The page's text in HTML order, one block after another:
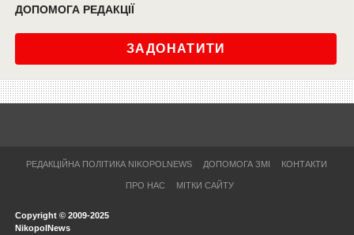
ДОПОМОГА РЕДАКЦІЇ
ЗАДОНАТИТИ
РЕДАКЦІЙНА ПОЛІТИКА NIKOPOLNEWS ДОПОМОГА ЗМІ КОНТАКТИ
ПРО НАС МІТКИ САЙТУ
Copyright © 2009-2025
NikopolNews